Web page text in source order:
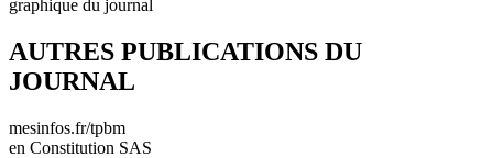
graphique du journal
AUTRES PUBLICATIONS DU
JOURNAL
mesinfos.fr/tpbm
en Constitution SAS